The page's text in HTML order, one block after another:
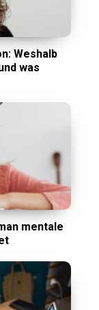
Weshalb
was
mentale